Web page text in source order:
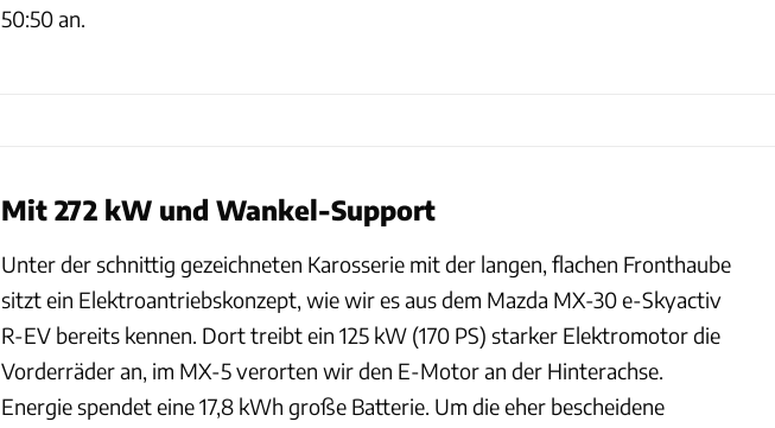
50:50 an.
Mit 272 kW und Wankel-Support
Unter der schnittig gezeichneten Karosserie mit der langen, flachen Fronthaube
sitzt ein Elektroantriebskonzept, wie wir es aus dem Mazda MX-30 e-Skyactiv
R-EV bereits kennen. Dort treibt ein 125 kW (170 PS) starker Elektromotor die
Vorderräder an, im MX-5 verorten wir den E-Motor an der Hinterachse.
Energie spendet eine 17,8 kWh große Batterie. Um die eher bescheidene